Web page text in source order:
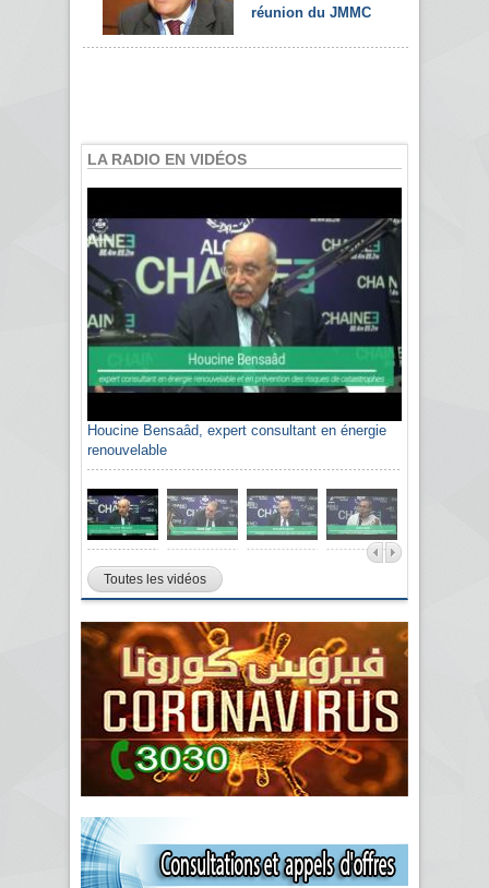
réunion du JMMC
LA RADIO EN VIDÉOS
Houcine Bensaâd, expert consultant en énergie
renouvelable
Toutes les vidéos